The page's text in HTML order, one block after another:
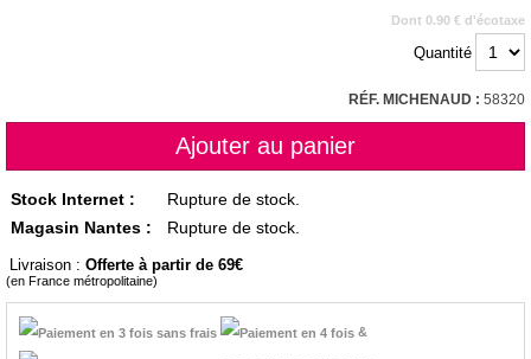
Dont 0.90 € d'écotaxe
Quantité
RÉF. MICHENAUD : 58320
Stock Internet :
Rupture de stock.
Magasin Nantes :
Rupture de stock.
Livraison : Offerte à partir de 69
(en France métropolitaine)
&